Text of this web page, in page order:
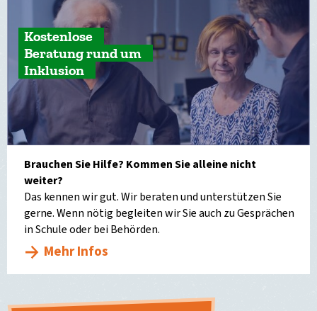
Kostenlose
Beratung rund um
Inklusion
Brauchen Sie Hilfe? Kommen Sie alleine nicht
weiter?
Das kennen wir gut. Wir beraten und unterstützen Sie
gerne. Wenn nötig begleiten wir Sie auch zu Gesprächen
in Schule oder bei Behörden.
Mehr Infos